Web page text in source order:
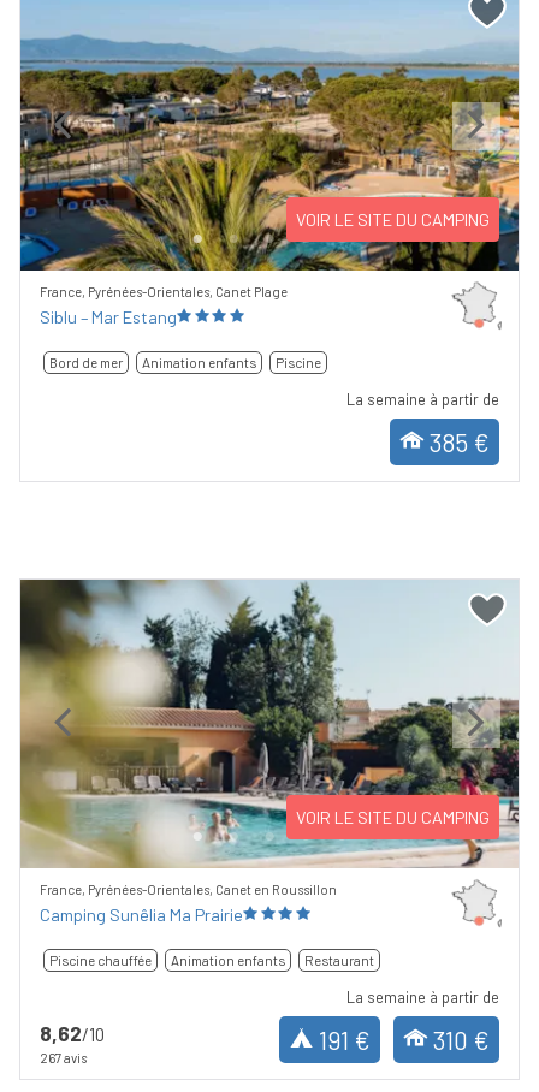
Previous Next
VOIR LE SITE DU CAMPING
France, Pyrénées-Orientales, Canet Plage
Siblu – Mar Estang
Bord de mer Animation enfants Piscine
La semaine à partir de
385 €
Previous Next
VOIR LE SITE DU CAMPING
France, Pyrénées-Orientales, Canet en Roussillon
Camping Sunêlia Ma Prairie
Piscine chauffée Animation enfants Restaurant
8,62/10
267 avis
La semaine à partir de
191 € 310 €